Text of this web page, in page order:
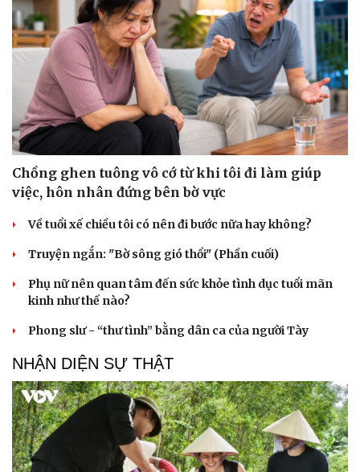
Chồng ghen tuông vô cớ từ khi tôi đi làm giúp
việc, hôn nhân đứng bên bờ vực
Về tuổi xế chiều tôi có nên đi bước nữa hay không?
Truyện ngắn: "Bờ sông gió thổi" (Phần cuối)
Phụ nữ nên quan tâm đến sức khỏe tình dục tuổi mãn
kinh như thế nào?
Phong slư - “thư tình” bằng dân ca của người Tày
NHẬN DIỆN SỰ THẬT